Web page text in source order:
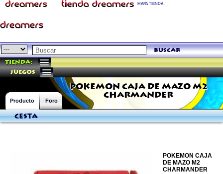
MAPA TIENDA
buscar
Tienda:
juegos
POKEMON CAJA DE MAZO M2
CHARMANDER
Producto Foro
Cesta
POKEMON CAJA
DE MAZO M2
CHARMANDER